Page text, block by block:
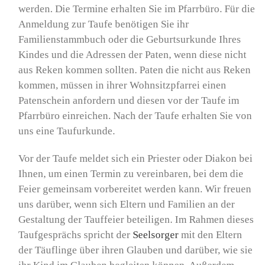
werden. Die Termine erhalten Sie im Pfarrbüro. Für die
Anmeldung zur Taufe benötigen Sie ihr
Familienstammbuch oder die Geburtsurkunde Ihres
Kindes und die Adressen der Paten, wenn diese nicht
aus Reken kommen sollten. Paten die nicht aus Reken
kommen, müssen in ihrer Wohnsitzpfarrei einen
Patenschein anfordern und diesen vor der Taufe im
Pfarrbüro einreichen. Nach der Taufe erhalten Sie von
uns eine Taufurkunde.
Vor der Taufe meldet sich ein Priester oder Diakon bei
Ihnen, um einen Termin zu vereinbaren, bei dem die
Feier gemeinsam vorbereitet werden kann. Wir freuen
uns darüber, wenn sich Eltern und Familien an der
Gestaltung der Tauffeier beteiligen. Im Rahmen dieses
Taufgesprächs spricht der Seelsorger mit den Eltern
der Täuflinge über ihren Glauben und darüber, wie sie